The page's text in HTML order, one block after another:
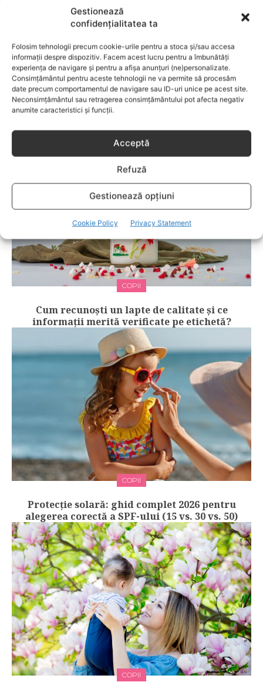
Gestionează
confidențialitatea ta
Folosim tehnologii precum cookie-urile pentru a stoca și/sau accesa
informații despre dispozitiv. Facem acest lucru pentru a îmbunătăți
experiența de navigare și pentru a afișa anunțuri (ne)personalizate.
Consimțământul pentru aceste tehnologii ne va permite să procesăm
date precum comportamentul de navigare sau ID-uri unice pe acest site.
Neconsimțământul sau retragerea consimțământului pot afecta negativ
anumite caracteristici și funcții.
Acceptă
Refuză
Gestionează opțiuni
Cookie Policy Privacy Statement
întreagă de sfaturi eficiente. COPII TALENTAŢI – este un
capitol fascinant dedicat copiilor valoroși ai țării. ÎNVAŢĂ
anumitor probleme de sănătate ce pot afecta atât viaţa
copiilor, cât şi pe cea a părinţilor.
RELATED POSTS
COPII
Cum recunoști un lapte de calitate și ce
informații merită verificate pe etichetă?
COPII
Protecție solară: ghid complet 2026 pentru
alegerea corectă a SPF-ului (15 vs. 30 vs. 50)
COPII